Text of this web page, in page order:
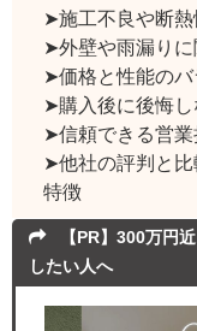
➤施工不良や断
➤外壁や雨漏りに
➤価格と性能の
➤購入後に後悔し
➤信頼できる営業
➤他社の評判と
特徴
【PR】300万円
したい人へ